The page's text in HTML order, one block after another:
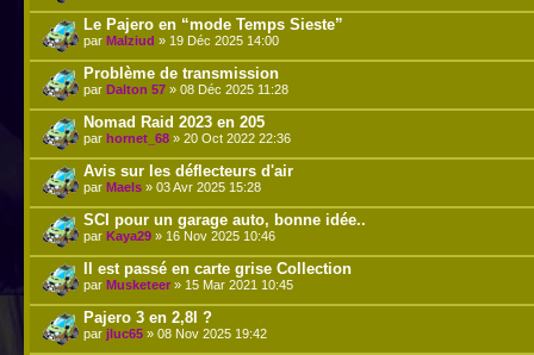
Le Pajero en “mode Temps Sieste”
par Malziud » 19 Déc 2025 14:00
Problème de transmission
par Dalton 57 » 08 Déc 2025 11:28
Nomad Raid 2023 en 205
par hornet_68 » 20 Oct 2022 22:36
Avis sur les déflecteurs d'air
par Maels » 03 Avr 2025 15:28
SCI pour un garage auto, bonne idée..
par Kaya29 » 16 Nov 2025 10:46
Il est passé en carte grise Collection
par Musketeer » 15 Mar 2021 10:45
Pajero 3 en 2,8l ?
par jluc65 » 08 Nov 2025 19:42